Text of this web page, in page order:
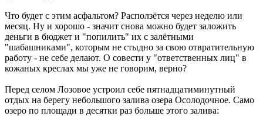
Что будет с этим асфальтом? Расползётся через неделю или
месяц. Ну и хорошо - значит снова можно будет заложить
деньги в бюджет и "попилить" их с залётными
"шабашниками", которым не стыдно за свою отвратительную
работу - не себе делают. О совести у "ответственных лиц" в
кожаных креслах мы уже не говорим, верно?
Перед селом Лозовое устроил себе пятнадцатиминутный
отдых на берегу небольшого залива озера Осолодочное. Само
озеро по площади в десятки раз больше этого залива: